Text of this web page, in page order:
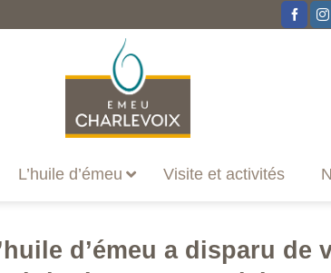
L’huile d’émeu Visite et activités
d’émeu a disparu de